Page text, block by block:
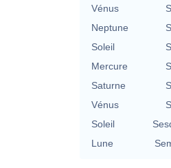
Vénus
Neptune
Soleil
Mercure
Saturne
Vénus
Soleil
Lune